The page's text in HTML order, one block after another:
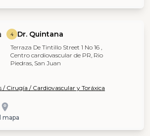
4 Dr. Quintana
Terraza De Tintillo Street 1 No 16 ,
Centro cardiovascular de PR, Rio
Piedras, San Juan
/ Cirugía / Cardiovascular y Toráxica
mapa